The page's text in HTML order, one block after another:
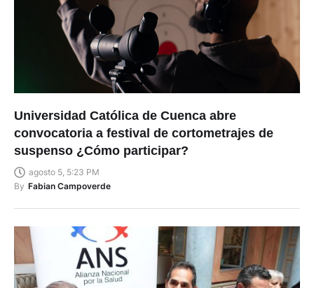
Universidad Católica de Cuenca abre
convocatoria a festival de cortometrajes de
suspenso ¿Cómo participar?
agosto 5, 5:23 PM
By Fabian Campoverde